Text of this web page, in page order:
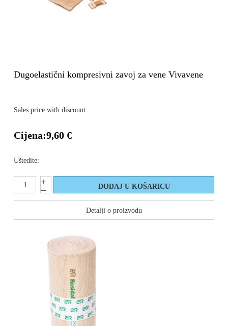
Dugoelastični kompresivni zavoj za vene Vivavene
Sales price with discount:
Cijena:9,60 €
Uštedite:
Detalji o proizvodu